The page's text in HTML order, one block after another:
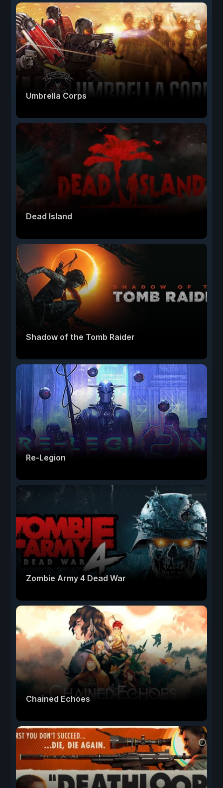
Umbrella Corps
Dead Island
Shadow of the Tomb Raider
Re-Legion
Zombie Army 4 Dead War
Chained Echoes